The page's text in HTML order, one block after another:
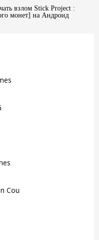
Cou
взлом Stick Project :
монет] на Андроид